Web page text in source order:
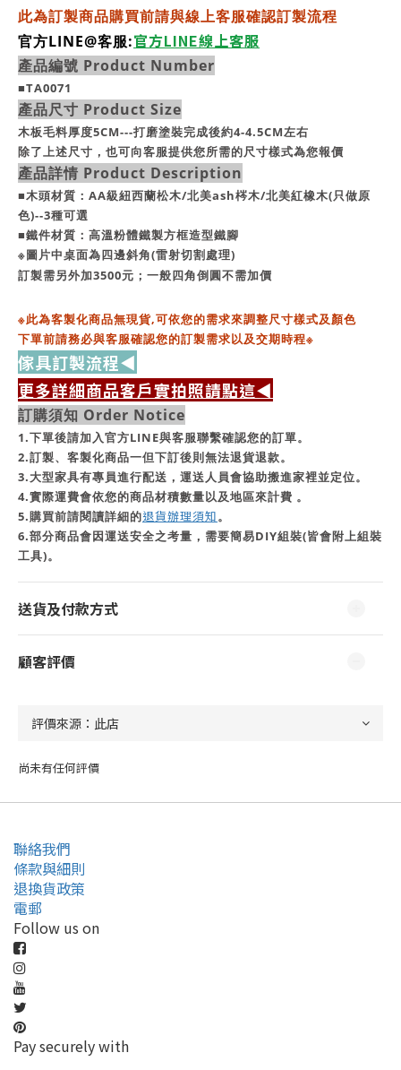
此為訂製商品購買前請與線上客服確認訂製流程
官方LINE@客服:官方LINE線上客服
產品編號 Product Number
■TA0071
產品尺寸 Product Size
木板毛料厚度5CM---打磨塗裝完成後約4-4.5CM左右
除了上述尺寸，也可向客服提供您所需的尺寸樣式為您報價
產品詳情 Product Description
■木頭材質：AA級紐西蘭松木/北美ash梣木/北美紅橡木(只做原
色)--3種可選
■鐵件材質 ：高溫粉體鐵製方框造型鐵腳
※圖片中桌面為四邊斜角(雷射切割處理)
訂製需另外加3500元； 一般四角倒圓不需加價
※此為客製化商品無現貨,可依您的需求來調整尺寸樣式及顏色
下單前請務必與客服確認您的訂製需求以及交期時程※
傢具訂製流程◀
更多詳細商品客戶實拍照請點這◀
訂購須知 Order Notice
1.下單後請加入官方LINE與客服聯繫確認您的訂單。
2.訂製、客製化商品一但下訂後則無法退貨退款。
3.大型家具有專員進行配送，運送人員會協助搬進家裡並定位。
4.實際運費會依您的商品材積數量以及地區來計費 。
5.購買前請閱讀詳細的退貨辦理須知。
6.部分商品會因運送安全之考量，需要簡易DIY組裝(皆會附上組裝
工具)。
送貨及付款方式
顧客評價
尚未有任何評價
聯絡我們
條款與細則
退換貨政策
電郵
Follow us on
Pay securely with